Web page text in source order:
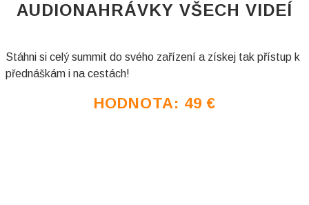
AUDIONAHRÁVKY VŠECH VIDEÍ
Stáhni si celý summit do svého zařízení a získej tak přístup k
přednáškám i na cestách!
HODNOTA: 49€